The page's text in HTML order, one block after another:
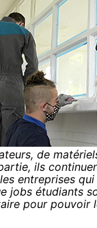
de
ils
entreprises
jobs étudiants
pour pouvoir